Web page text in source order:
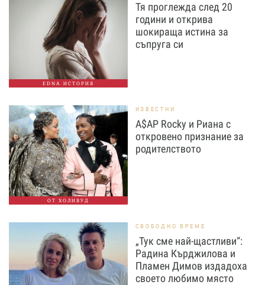
EDNA ИСТОРИЯ
Тя проглежда след 20
години и открива
шокираща истина за
съпруга си
ОТ ХОЛИВУД
ИЗВЕСТНИ
A$AP Rocky и Риана с
откровено признание за
родителството
СВОБОДНО ВРЕМЕ
„Тук сме най-щастливи“:
Радина Кърджилова и
Пламен Димов издадоха
своето любимо място